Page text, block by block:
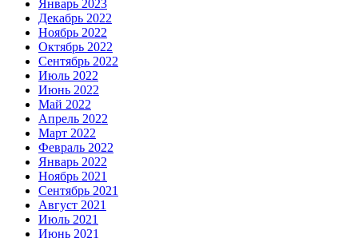
Январь 2023
Декабрь 2022
Ноябрь 2022
Октябрь 2022
Сентябрь 2022
Июль 2022
Июнь 2022
Май 2022
Апрель 2022
Март 2022
Февраль 2022
Январь 2022
Ноябрь 2021
Сентябрь 2021
Август 2021
Июль 2021
Июнь 2021